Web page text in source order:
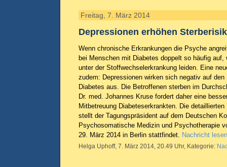
Freitag, 7. März 2014
Depressionen erhöhen
Wenn chronische Erkrankungen die Psyche
bei Menschen mit Diabetes doppelt so häufig auf,
unter der Stoffwechselerkrankung leiden. Eine
zudem: Depressionen wirken sich negativ auf
Diabetes aus. Die Betroffenen sterben im
Dr. med. Johannes Kruse fordert daher eine
Mitbetreuung Diabeteserkrankten. Die
stellt der Tagungspräsident auf dem Deutschen
Psychosomatische Medizin und Psychotherapie
29. März 2014 in Berlin stattfindet. Nachricht lesen
Helga Uphoff, 7. März 2014, 20.49 Uhr, Kategorie: